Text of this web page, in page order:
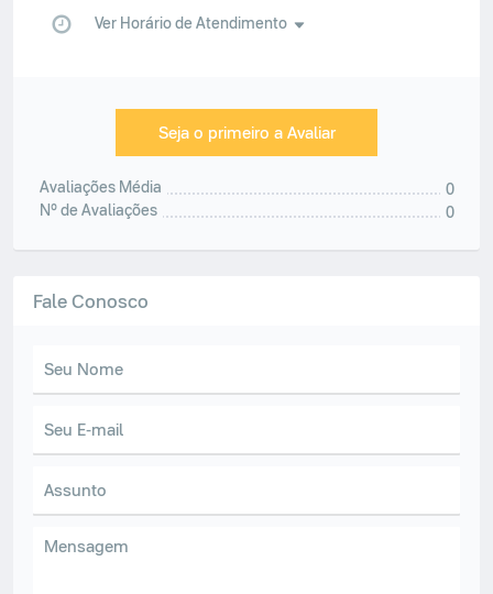
Ver Horário de Atendimento
Seja o primeiro a Avaliar
0
Avaliações Média
0
Nº de Avaliações
Fale Conosco